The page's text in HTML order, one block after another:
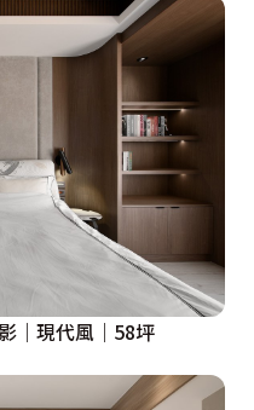
｜現代風｜58坪